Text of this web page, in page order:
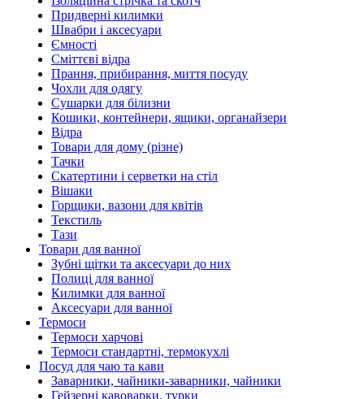
Придверні килимки
Швабри і аксесуари
Ємності
Сміттєві відра
Прання, прибирання, миття посуду
Чохли для одягу
Сушарки для білизни
Кошики, контейнери, ящики, органайзери
Відра
Товари для дому (різне)
Тачки
Скатертини і серветки на стіл
Вішаки
Горщики, вазони для квітів
Текстиль
Тази
Товари для ванної
Зубні щітки та аксесуари до них
Полиці для ванної
Килимки для ванної
Аксесуари для ванної
Термоси
Термоси харчові
Термоси стандартні, термокухлі
Посуд для чаю та кави
Заварники, чайники-заварники, чайники
Гейзерні кавоварки, турки